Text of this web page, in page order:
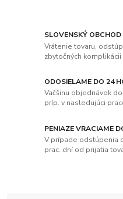
SLOVENSKÝ OBCHOD
Vrátenie tovaru,
zbytočných komplikácii
ODOSIELAME DO 24
Väčšinu objednávok
príp. v nasledujúci
PENIAZE VRACIAME
V prípade odstúpenia
prac. dní od prijatia